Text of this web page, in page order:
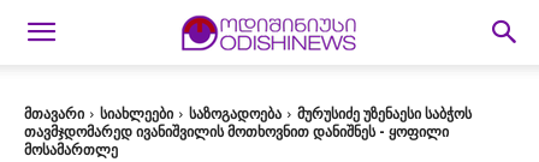
მთავარი სიახლეები საზოგადოება
მურუსიძე უზენაესი საბჭოს
თავმჯდომარედ ივანიშვილის მოთხოვნით დანიშნეს - ყოფილი
მოსამართლე